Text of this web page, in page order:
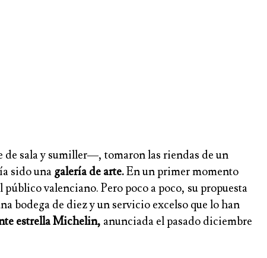
de sala y sumiller—, tomaron las riendas de un
sido una galería de arte.En un primer momento
valenciano. Pero poco a poco, su propuesta
bodega de diez y un servicio excelso que lo han
estrella Michelin, anunciada el pasado diciembre